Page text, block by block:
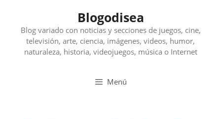
contenido
Blogodisea
Blog variado con noticias y secciones de juegos, cine,
televisión, arte, ciencia, imágenes, videos, humor,
naturaleza, historia, videojuegos, música o Internet
Menú